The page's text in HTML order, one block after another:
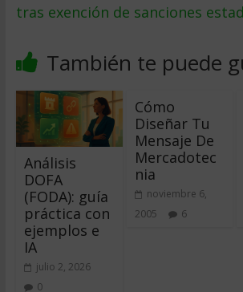
tras exención de sanciones
También te puede
Análisis
DOFA
(FODA): guía
práctica con
ejemplos e
IA
julio 2, 2026
0
Cómo
Diseñar Tu
Mensaje De
Mercadotec
nia
noviembre 6,
2005
6